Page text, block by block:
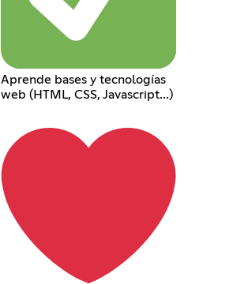
Aprende bases y tecnologías
web (HTML, CSS, Javascript...)